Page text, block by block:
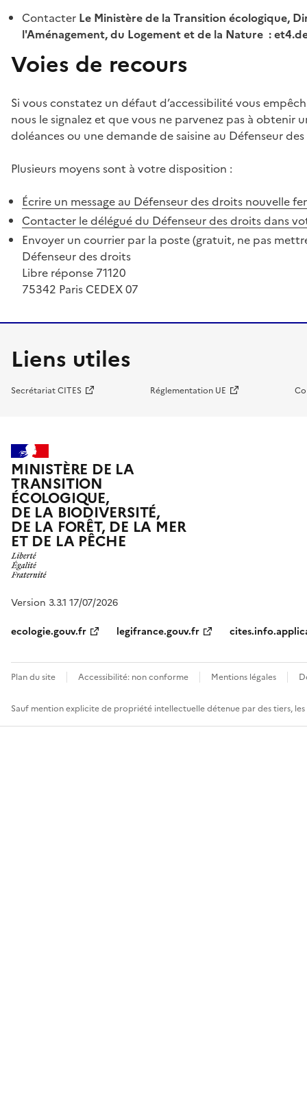
Contacter Le Ministère de la Transition écologique,
l'Aménagement, du Logement et de la Nature :
Voies de recours
Si vous constatez un défaut d’accessibilité vous
nous le signalez et que vous ne parvenez pas à
doléances ou une demande de saisine au Défenseur
Plusieurs moyens sont à votre disposition :
Écrire un message au Défenseur des droits nouvelle
Contacter le délégué du Défenseur des droits dans
Envoyer un courrier par la poste (gratuit, ne pas
Défenseur des droits
Libre réponse 71120
75342 Paris CEDEX 07
Liens utiles
Secrétariat CITES Réglementation UE
MINISTÈRE DE LA
TRANSITION
ÉCOLOGIQUE,
DE LA BIODIVERSITÉ,
DE LA FORÊT, DE LA MER
ET DE LA PÊCHE
Version 3.3.1 17/07/2026
ecologie.gouv.fr
legifrance.gouv.fr
Plan du site Accessibilité: non conforme Mentions légales
Sauf mention explicite de propriété intellectuelle détenue par des tiers,